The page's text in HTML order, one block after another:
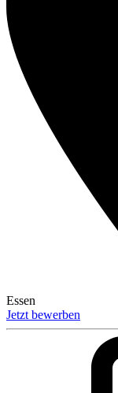
Essen
Jetzt bewerben